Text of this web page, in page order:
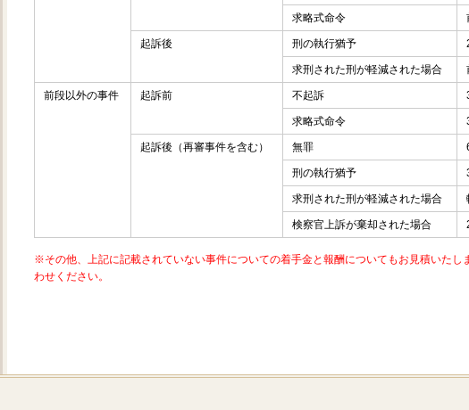
求略式命令
起訴後 刑の執行猶予
求刑された刑が軽減された場合
前段以外の事件 起訴前 不起訴
求略式命令
起訴後 （再審事件を含む） 無罪
刑の執行猶予
求刑された刑が軽減された場合
検察官上訴が棄却された場合
※その他、上記に記載されていない事件についての着手金と報酬についてもお見積いたし
わせください。